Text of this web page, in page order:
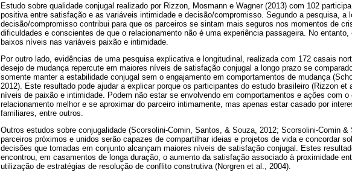
Estudo sobre qualidade conjugal realizado por Rizzon, Mosmann e Wagner (2013) com 102
positiva entre satisfação e as variáveis intimidade e decisão/compromisso. Segundo a pesquisa, a
decisão/compromisso contribui para que os parceiros se sintam mais seguros nos momentos de
dificuldades e conscientes de que o relacionamento não é uma experiência passageira. No
baixos níveis nas variáveis paixão e intimidade.
Por outro lado, evidências de uma pesquisa explicativa e longitudinal, realizada com 172 casais
desejo de mudança repercute em maiores níveis de satisfação conjugal a longo prazo se
somente manter a estabilidade conjugal sem o engajamento em comportamentos de mudança
2012). Este resultado pode ajudar a explicar porque os participantes do estudo brasileiro (Rizzon et
níveis de paixão e intimidade. Podem não estar se envolvendo em comportamentos e ações com o
relacionamento melhor e se aproximar do parceiro intimamente, mas apenas estar casado por
familiares, entre outros.
Outros estudos sobre conjugalidade (Scorsolini-Comin, Santos, & Souza, 2012; Scorsolini-Comin &
parceiros próximos e unidos serão capazes de compartilhar ideias e projetos de vida e concordar
decisões que tomadas em conjunto alcançam maiores níveis de satisfação conjugal. Estes
encontrou, em casamentos de longa duração, o aumento da satisfação associado à proximidade
utilização de estratégias de resolução de conflito construtiva (Norgren et al., 2004).